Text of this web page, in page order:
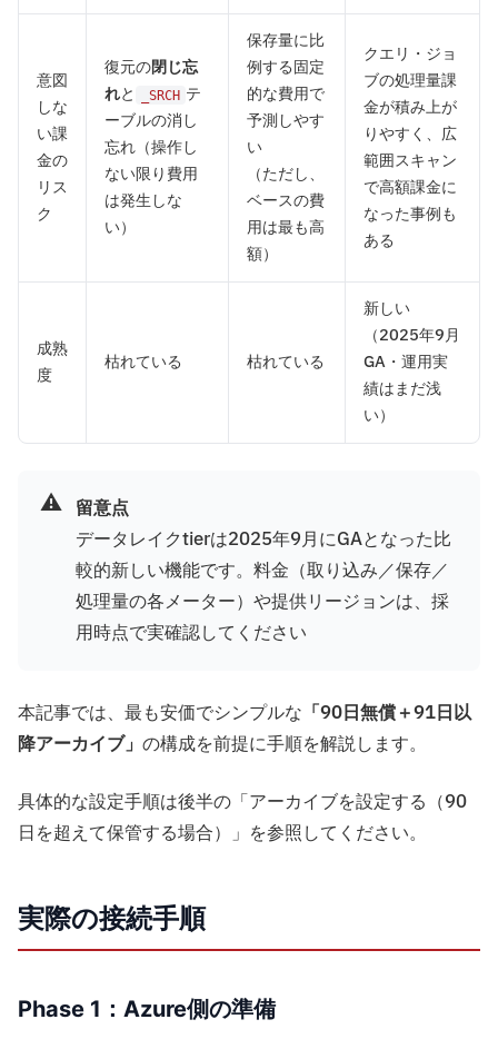
意図
しな
い課
金の
リス
ク
復元の閉じ忘
れと _SRCH テ
ーブルの消し
忘れ（操作し
ない限り費用
は発生しな
い）
保存量に比
例する固定
的な費用で
予測しやす
い
（ただし、
ベースの費
用は最も高
額）
クエリ・ジョ
ブの処理量課
金が積み上が
りやすく、広
範囲スキャン
で高額課金に
なった事例も
ある
成熟
度
枯れている 枯れている
新しい
（2025年9月
GA・運用実
績はまだ浅
い）
⚠️ 留意点
データレイクtierは2025年9月にGAとなった比
較的新しい機能です。料金（取り込み／保存／
処理量の各メーター）や提供リージョンは、採
用時点で実確認してください
本記事では、最も安価でシンプルな 「90日無償＋91日以
降アーカイブ」 の構成を前提に手順を解説します。
具体的な設定手順は後半の「アーカイブを設定する（90
日を超えて保管する場合）」を参照してください。
実際の接続手順
Phase 1：Azure側の準備